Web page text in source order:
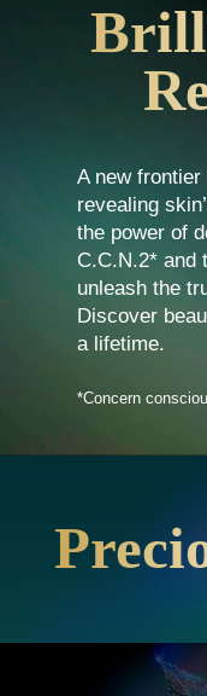
A new
revealing
the power of
C.C.N.2* and
unleash the
Discover
a lifetime.
*Concern